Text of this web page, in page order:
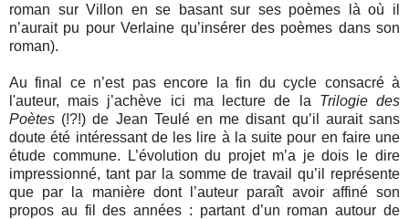
roman sur Villon en se basant sur ses poèmes là où il
n’aurait pu pour Verlaine qu’insérer des poèmes dans son
roman).
Au final ce n’est pas encore la fin du cycle consacré à
l'auteur, mais j’achève ici ma lecture de la Trilogie des
Poètes (!?!) de Jean Teulé en me disant qu’il aurait sans
doute été intéressant de les lire à la suite pour en faire une
étude commune. L’évolution du projet m’a je dois le dire
impressionné, tant par la somme de travail qu’il représente
que par la manière dont l’auteur paraît avoir affiné son
propos au fil des années : partant d’un roman autour de